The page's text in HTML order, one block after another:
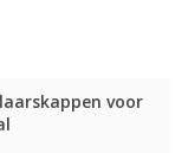
voor